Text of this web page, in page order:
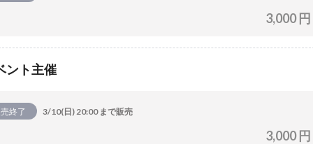
3,000 円
ント主催
終了 3/10(日) 20:00 まで販売
3,000 円